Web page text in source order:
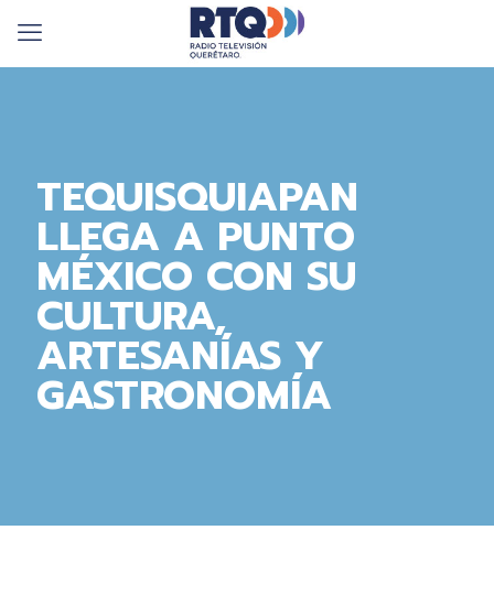
TEQUISQUIAPAN
LLEGA A PUNTO
MÉXICO CON SU
CULTURA,
ARTESANÍAS Y
GASTRONOMÍA